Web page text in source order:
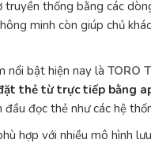
thống bằng các
minh còn giúp chủ
nổi bật hiện nay là TORO
thẻ từ trực tiếp bằng
đọc thẻ như các hệ
hợp với nhiều mô hình